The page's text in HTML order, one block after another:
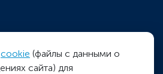
cookie (файлы с данными о
сайта) для